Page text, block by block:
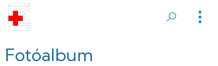
Ugrás
tartalomraSátoraljaújhelyi
Erzsébet
Fotóalbum